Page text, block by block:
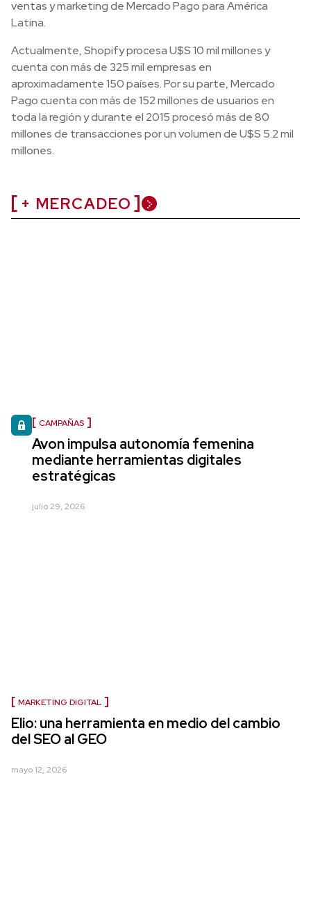
ventas y marketing de Mercado Pago para América
Latina.
Actualmente, Shopify procesa U$S 10 mil millones y
cuenta con más de 325 mil empresas en
aproximadamente 150 países. Por su parte, Mercado
Pago cuenta con más de 152 millones de usuarios en
toda la región y durante el 2015 procesó más de 80
millones de transacciones por un volumen de U$S 5.2 mil
millones.
+ MERCADEO
CAMPAÑAS
Avon impulsa autonomía femenina
mediante herramientas digitales
estratégicas
julio 29, 2026
MARKETING DIGITAL
Elio: una herramienta en medio del cambio
del SEO al GEO
mayo 12, 2026